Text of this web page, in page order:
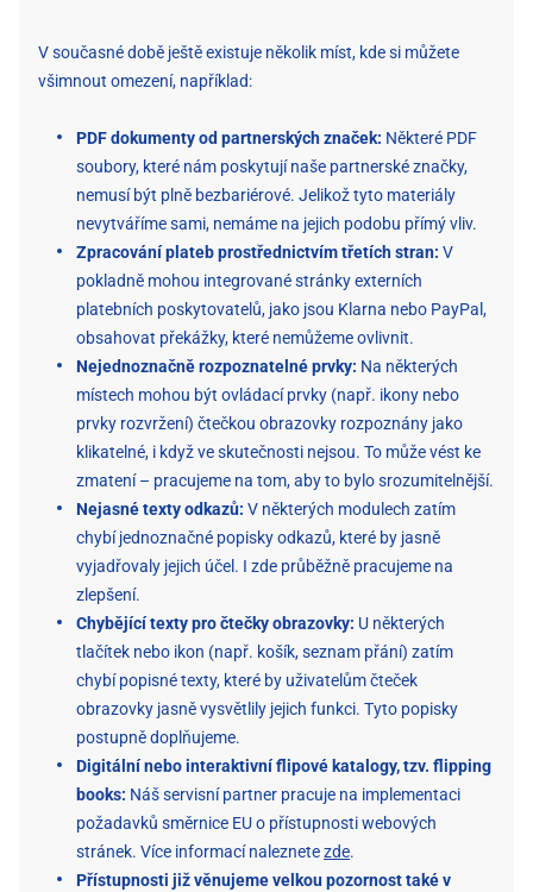
V současné době ještě existuje několik míst, kde si můžete
všimnout omezení, například:
PDF dokumenty od partnerských značek: Některé PDF
soubory, které nám poskytují naše partnerské značky,
nemusí být plně bezbariérové. Jelikož tyto materiály
nevytváříme sami, nemáme na jejich podobu přímý vliv.
Zpracování plateb prostřednictvím třetích stran: V
pokladně mohou integrované stránky externích
platebních poskytovatelů, jako jsou Klarna nebo PayPal,
obsahovat překážky, které nemůžeme ovlivnit.
Nejednoznačně rozpoznatelné prvky: Na některých
místech mohou být ovládací prvky (např. ikony nebo
prvky rozvržení) čtečkou obrazovky rozpoznány jako
klikatelné, i když ve skutečnosti nejsou. To může vést ke
zmatení – pracujeme na tom, aby to bylo srozumitelnější.
Nejasné texty odkazů: V některých modulech zatím
chybí jednoznačné popisky odkazů, které by jasně
vyjadřovaly jejich účel. I zde průběžně pracujeme na
zlepšení.
Chybějící texty pro čtečky obrazovky: U některých
tlačítek nebo ikon (např. košík, seznam přání) zatím
chybí popisné texty, které by uživatelům čteček
obrazovky jasně vysvětlily jejich funkci. Tyto popisky
postupně doplňujeme.
Digitální nebo interaktivní flipové katalogy, tzv. flipping
books: Náš servisní partner pracuje na implementaci
požadavků směrnice EU o přístupnosti webových
stránek. Více informací naleznetezde.
Přístupnosti již věnujeme velkou pozornost také v